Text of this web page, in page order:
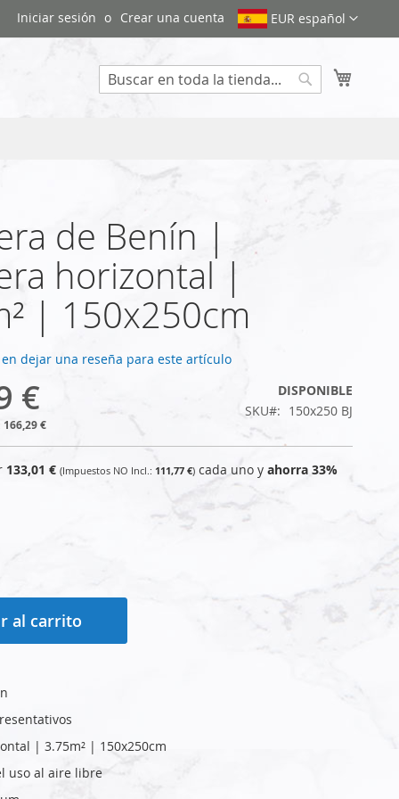
EUR español
Iniciar sesión Crear una cuenta
de Benín |
horizontal |
| 150x250cm
dejar una reseña para este artículo
€
166,29 €
DISPONIBLE
SKU
150x250 BJ
133,01 € 111,77 € cada uno y ahorra 33%
al carrito
| 3.75m² | 150x250cm
uso al aire libre